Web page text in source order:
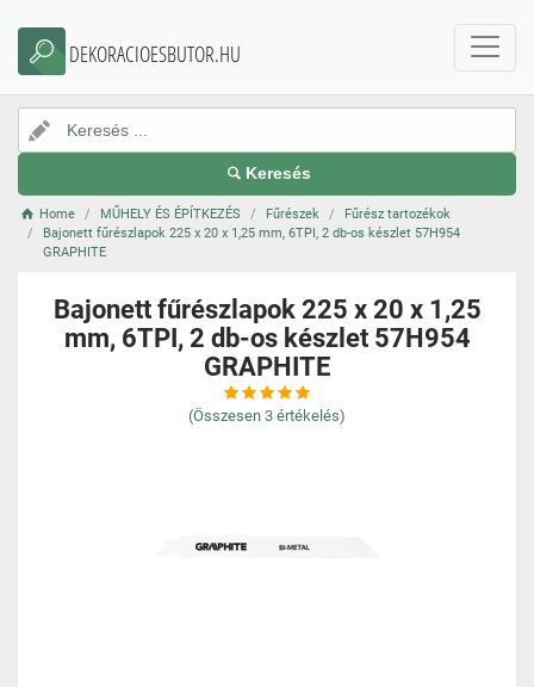
DEKORACIOESBUTOR.HU
Keresés
Home MŰHELY ÉS ÉPÍTKEZÉS Fűrészek
Fűrész tartozékok
Bajonett fűrészlapok 225 x 20 x 1,25 mm, 6TPI, 2 db-os készlet 57H954
GRAPHITE
Bajonett fűrészlapok 225 x 20 x 1,25
mm, 6TPI, 2 db-os készlet 57H954
GRAPHITE
(Összesen 3 értékelés)